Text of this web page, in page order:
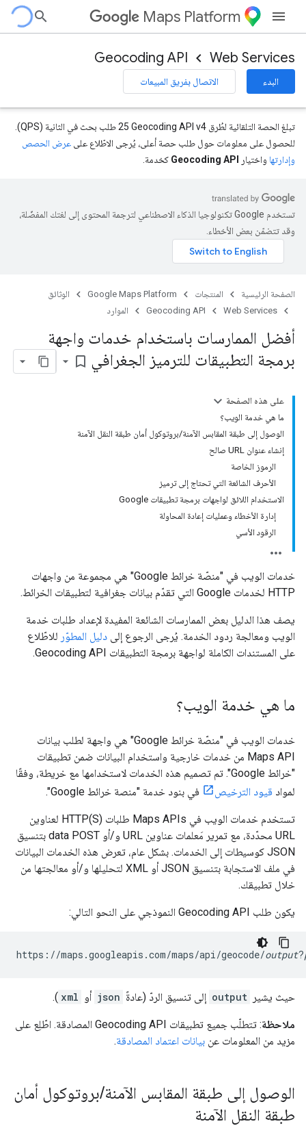
Maps Platform
Web Services
Geocoding API
البدء الاتصال بفريق المبيعات
تبلغ الحصة التلقائية لطُرق Geocoding API v4‏ 25 طلب بحث في الثانية (QPS).
للحصول على معلومات حول طلب حصة أعلى، يُرجى الاطّلاع على عرض الحصص
وإدارتها واختيار Geocoding API كخدمة.
تستخدم Google تكنولوجيا الذكاء الاصطناعي لترجمة المحتوى إلى لغتك المفضّلة،
وقد تتضمّن بعض الأخطاء.
الصفحة الرئيسية المنتجات Google Maps Platform
الوثائق
Web Services
Geocoding API الموارد
أفضل الممارسات باستخدام خدمات واجهة
برمجة التطبيقات للترميز الجغرافي bookmark_border
على هذه الصفحة
ما هي خدمة الويب؟
الوصول إلى طبقة المقابس الآمنة/بروتوكول أمان طبقة النقل الآمنة
إنشاء عنوان URL صالح
الرموز الخاصة
الأحرف الشائعة التي تحتاج إلى ترميز
الاستخدام اللائق لواجهات برمجة تطبيقات Google
إدارة الأخطاء وعمليات إعادة المحاولة
الرقود الأسي
خدمات الويب في "منصّة خرائط Google" هي مجموعة من واجهات
HTTP لخدمات Google التي تقدّم بيانات جغرافية لتطبيقات الخرائط.
يصف هذا الدليل بعض الممارسات الشائعة المفيدة لإعداد طلبات خدمة
الويب ومعالجة ردود الخدمة. يُرجى الرجوع إلى دليل المطوّر للاطّلاع
على المستندات الكاملة لواجهة برمجة التطبيقات Geocoding API.
ما هي خدمة الويب؟
خدمات الويب في "منصّة خرائط Google" هي واجهة لطلب بيانات
Maps API من خدمات خارجية واستخدام البيانات ضمن تطبيقات
"خرائط Google". تم تصميم هذه الخدمات لاستخدامها مع خريطة، وفقًا
لمواد قيود الترخيص في بنود خدمة "منصة خرائط Google".
تستخدم خدمات الويب في Maps APIs طلبات HTTP(S) لعناوين
URL محدّدة، مع تمرير مَعلمات عناوين URL و/أو data POST بتنسيق
JSON كوسيطات إلى الخدمات. بشكل عام، تعرض هذه الخدمات البيانات
في ملف الاستجابة بتنسيق JSON أو XML لتحليلها و/أو معالجتها من
خلال تطبيقك.
يكون طلب Geocoding API النموذجي على النحو التالي:
https://maps.googleapis.com/maps/api/geocode/output?
حيث يشير output إلى تنسيق الردّ (عادةً json أو xml
).
ملاحظة
: تتطلّب جميع تطبيقات Geocoding API المصادقة. اطّلِع على
مزيد من المعلومات عن بيانات اعتماد المصادقة.
الوصول إلى طبقة المقابس الآمنة/بروتوكول أمان
طبقة النقل الآمنة